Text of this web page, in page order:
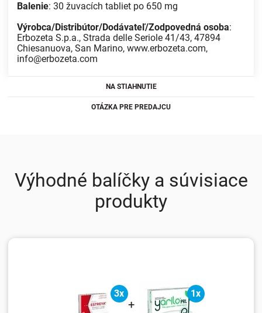
Balenie: 30 žuvacích tabliet po 650 mg
Výrobca/Distribútor/Dodávateľ/Zodpovedná osoba:
Erbozeta S.p.a., Strada delle Seriole 41/43, 47894
Chiesanuova, San Marino, www.erbozeta.com,
info@erbozeta.com
NA STIAHNUTIE
OTÁZKA PRE PREDAJCU
Výhodné balíčky a súvisiace
produkty
3x
+
1x